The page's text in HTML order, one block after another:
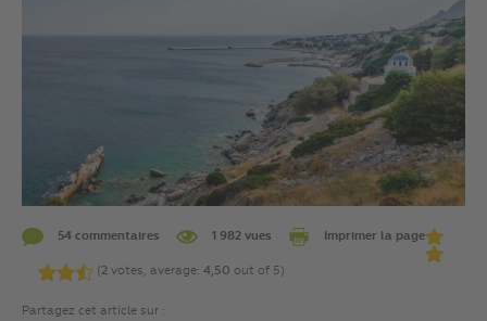
54 commentaires 1 982 vues Imprimer la page
(2 votes, average: 4,50 out of 5)
Partagez cet article sur :